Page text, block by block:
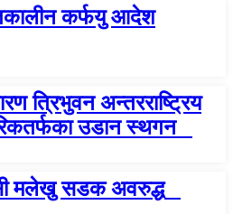
कर्फयु आदेश
त्रिभुवन अन्तरराष्ट्रिय
उडान स्थगन
मलेखु सडक अवरुद्ध